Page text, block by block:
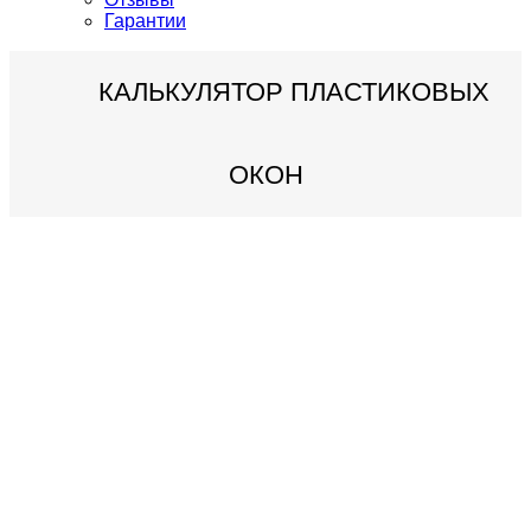
Гарантии
КАЛЬКУЛЯТОР ПЛАСТИКОВЫХ
ОКОН